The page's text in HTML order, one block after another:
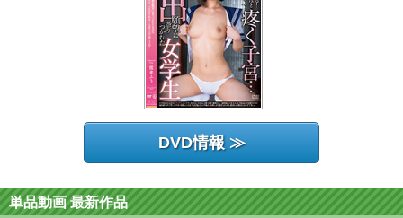
DVD情報 ≫
単品動画 最新作品